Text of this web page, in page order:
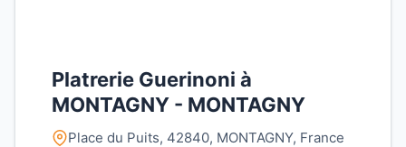
Platrerie Guerinoni à
MONTAGNY - MONTAGNY
Place du Puits, 42840, MONTAGNY, France